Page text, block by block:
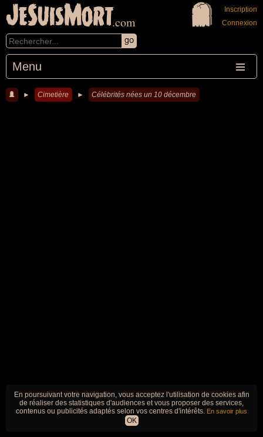
JeSuisMort.com
Menu
Inscription
Connexion
► Cimetière ► Célébrités nées un 10 décembre
En poursuivant votre navigation, vous acceptez l'utilisation de cookies afin
de réaliser des statistiques d'audiences et vous proposer des services,
contenus ou publicités adaptés selon vos centres d'intérêts. En savoir plus
OK